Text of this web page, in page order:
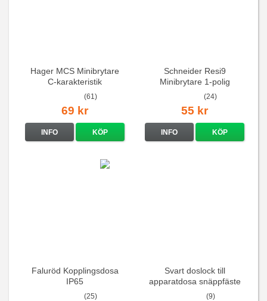
Hager MCS Minibrytare
C-karakteristik
QuickConnect
(61)
69 kr
INFO KÖP
Schneider Resi9
Minibrytare 1-polig
(24)
55 kr
INFO KÖP
Faluröd Kopplingsdosa
IP65
(25)
Svart doslock till
apparatdosa snäppfäste
(9)